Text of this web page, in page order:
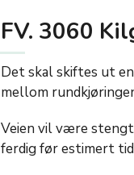
FV. 3060
Det skal skiftes ut
mellom
Veien vil være
ferdig før estimert